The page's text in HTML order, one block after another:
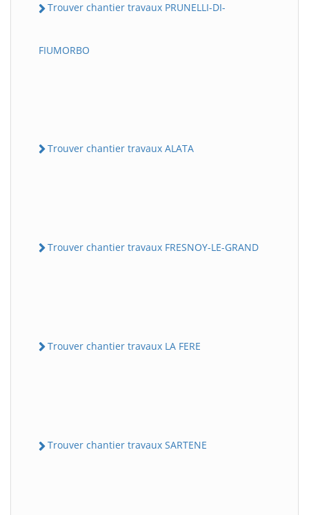
Trouver chantier travaux PRUNELLI-DI-
FIUMORBO
Trouver chantier travaux ALATA
Trouver chantier travaux FRESNOY-LE-GRAND
Trouver chantier travaux LA FERE
Trouver chantier travaux SARTENE